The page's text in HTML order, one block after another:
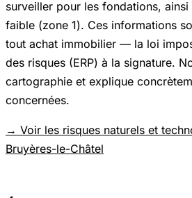
surveiller pour les fondations, ainsi
faible (zone 1). Ces informations
tout achat immobilier — la loi
des risques (ERP) à la signature.
cartographie et explique
concernées.
→ Voir les risques naturels et
Bruyères-le-Châtel